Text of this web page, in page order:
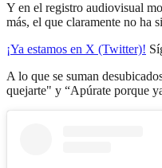
Y en el registro audiovisual
más, el que claramente no ha
¡Ya estamos en X (Twitter)!
A lo que se suman
quejarte" y “Apúrate porque